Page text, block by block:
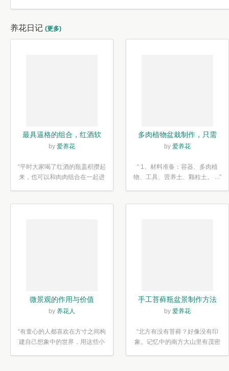
养花日记 (更多)
最具逼格的组合，红酒软
木塞diy多肉植物盆栽
by 爱养花
“平时大家喝了红酒的瓶盖积攒起
来，也可以和肉肉组合在一起进
多肉植物盆栽制作，只需
简单6步
by 爱养花
“ 1、材料准备：容器、多肉植
物、工具、营养土、颗粒土。 ...”
微景观的作用与价值
by 养花人
“有童心的人都喜欢在方寸之间构
建自己想象中的世界，用这些小
手工苔藓瓶盆景制作方法
by 爱养花
“北方有没有苔藓？好像没有印
象。记忆中的南方大山里有茂密